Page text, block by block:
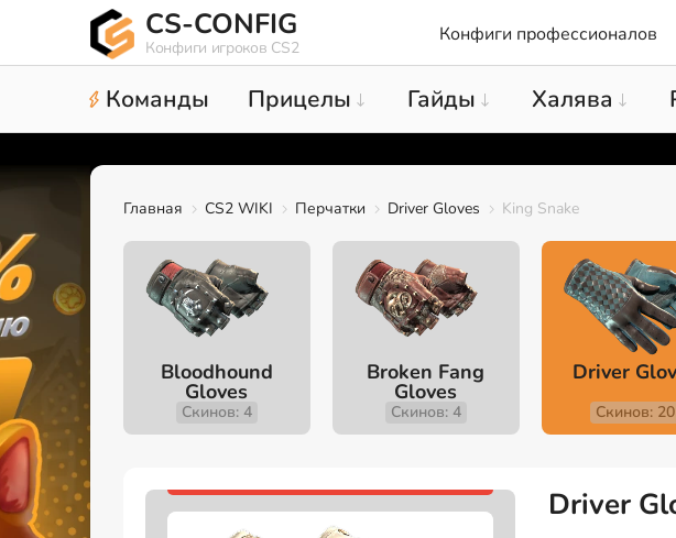
CS-CONFIG
Конфиги игроков CS2
Конфиги профессионалов
Команды Прицелы Гайды Халява
Главная CS2 WIKI Перчатки Driver Gloves King Snake
Bloodhound
Gloves
Скинов: 4
Broken Fang
Gloves
Скинов: 4
Driver
Скинов: 20
Driver